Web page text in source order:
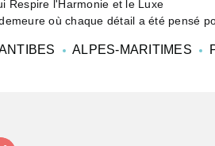
Respire l'Harmonie et le Luxe
où chaque détail a été pensé
ALPES-MARITIMES